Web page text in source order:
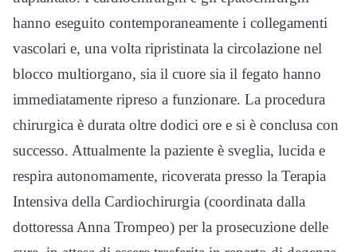
hanno eseguito contemporaneamente i collegamenti
vascolari e, una volta ripristinata la circolazione nel
blocco multiorgano, sia il cuore sia il fegato hanno
immediatamente ripreso a funzionare. La procedura
chirurgica è durata oltre dodici ore e si è conclusa con
successo. Attualmente la paziente è sveglia, lucida e
respira autonomamente, ricoverata presso la Terapia
Intensiva della Cardiochirurgia (coordinata dalla
dottoressa Anna Trompeo) per la prosecuzione delle